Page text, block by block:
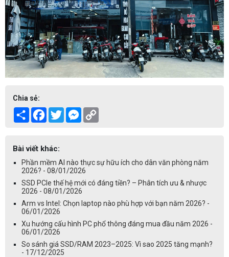
Chia sẻ:
Share Facebook
TwitterMessenger
Bài viết khác:
Phần mềm AI nào thực sự hữu ích cho dân văn phòng năm
2026? - 08/01/2026
SSD PCIe thế hệ mới có đáng tiền? – Phân tích ưu & nhược
2026 - 08/01/2026
Arm vs Intel: Chọn laptop nào phù hợp với bạn năm 2026? -
06/01/2026
Xu hướng cấu hình PC phổ thông đáng mua đầu năm 2026 -
06/01/2026
So sánh giá SSD/RAM 2023–2025: Vì sao 2025 tăng mạnh?
- 17/12/2025